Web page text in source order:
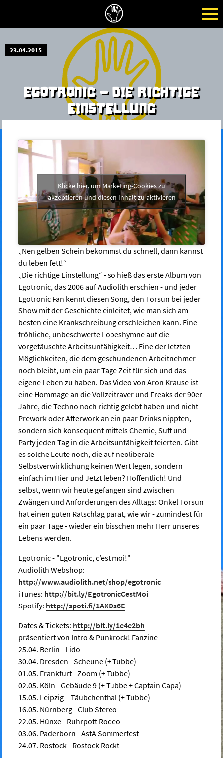
23.04.2015
EGOTRONIC - DIE RICHTIGE
EINSTELLUNG
Klicke hier, um Marketing-Cookies zu
akzeptieren und diesen Inhalt zu aktivieren
„Nen gelben Schein bekommst du schnell, dann kannst
du leben fett!“
„Die richtige Einstellung“ - so hieß das erste Album von
Egotronic, das 2006 auf Audiolith erschien - und jeder
Egotronic Fan kennt diesen Song, den Torsun bei jeder
Show mit der Geschichte einleitet, wie man sich am
besten eine Krankschreibung erschleichen kann. Eine
fröhliche, unbeschwerte Lobeshymne auf die
vorgetäuschte Arbeitsunfähigkeit… Eine der letzten
Möglichkeiten, die dem geschundenen Arbeitnehmer
noch bleibt, um ein paar Tage Zeit für sich und das
eigene Leben zu haben. Das Video von Aron Krause ist
eine Hommage an die Vollzeitraver und Freaks der 90er
Jahre, die Techno noch richtig gelebt haben und nicht
Prework oder Afterwork an ein paar Drinks nippten,
sondern sich konsequent mittels Chemie, Suff und
Party jeden Tag in die Arbeitsunfähigkeit feierten. Gibt
es solche Leute noch, die auf neoliberale
Selbstverwirklichung keinen Wert legen, sondern
einfach im Hier und Jetzt leben? Hoffentlich! Und
selbst, wenn wir heute gefangen sind zwischen
Zwängen und Anforderungen des Alltags: Onkel Torsun
hat einen guten Ratschlag parat, wie wir - zumindest für
ein paar Tage - wieder ein bisschen mehr Herr unseres
Lebens werden.
Egotronic - "Egotronic, c’est moi!"
Audiolith Webshop:
http://www.audiolith.net/shop/egotronic
iTunes: http://bit.ly/EgotronicCestMoi
Spotify: http://spoti.fi/1AXDs6E
Dates & Tickets: http://bit.ly/1e4e2bh
präsentiert von Intro & Punkrock! Fanzine
25.04. Berlin - Lido
30.04. Dresden - Scheune (+ Tubbe)
01.05. Frankfurt - Zoom (+ Tubbe)
02.05. Köln - Gebäude 9 (+ Tubbe + Captain Capa)
15.05. Leipzig – Täubchenthal (+ Tubbe)
16.05. Nürnberg - Club Stereo
22.05. Hünxe - Ruhrpott Rodeo
03.06. Paderborn - AstA Sommerfest
24.07. Rostock - Rostock Rockt